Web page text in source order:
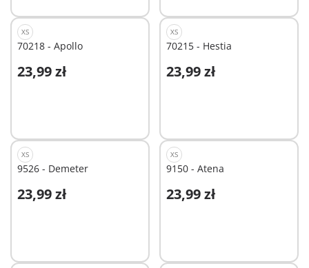
XS
70218 - Apollo
23,99 zł
Dodaj do koszyka
XS
70215 - Hestia
23,99 zł
Dodaj do koszyka
XS
9526 - Demeter
23,99 zł
Dodaj do koszyka
XS
9150 - Atena
23,99 zł
Dodaj do koszyka